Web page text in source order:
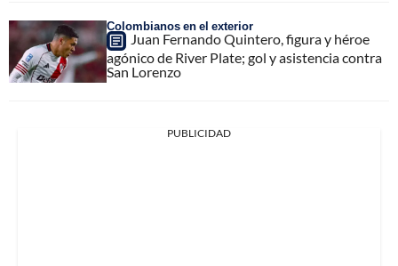
Colombianos en el exterior
Juan Fernando Quintero, figura y héroe
agónico de River Plate; gol y asistencia contra
San Lorenzo
PUBLICIDAD